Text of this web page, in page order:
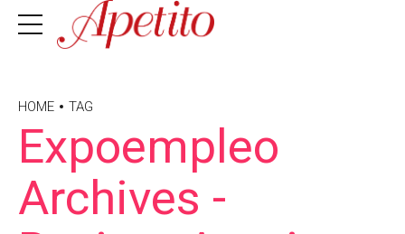
HOME TAG
Expoempleo
Archives -